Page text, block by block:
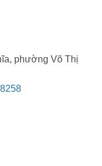
phường Võ Thị